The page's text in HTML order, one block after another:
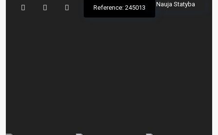
Nauja Statyba
Reference: 245013